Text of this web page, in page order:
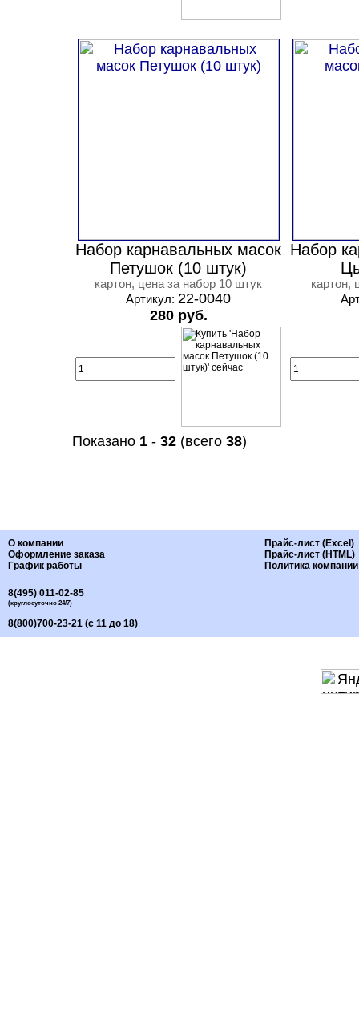
Набор карнавальных масок
Петушок (10 штук)
картон, цена за набор 10 штук
Артикул: 22-0040
280 руб.
Набор
картон,
Показано 1 - 32 (всего 38)
О компании
Оформление заказа
График работы
Прайс-лист (Excel)
Прайс-лист (HTML)
Политика
8(495) 011-02-85
(круглосуточно 24/7)
8(800)700-23-21 (с 11 до 18)